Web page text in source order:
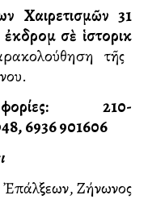
Χαιρετισμῶν31
ἐκδρομὴ σὲ ἱστορικὴ
τῆς
210-
6936 901606
Ζήνωνος